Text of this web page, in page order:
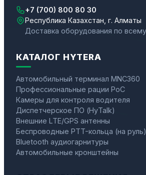
+7 (700) 800 80 30
Республика Казахстан, г. Алматы
Доставка оборудования по
КАТАЛОГ HYTERA
Автомобильный терминал MNC360
Профессиональные рации PoC
Камеры для контроля водителя
Диспетчерское ПО (HyTalk)
Внешние LTE/GPS антенны
Беспроводные PTT-кольца (на руль)
Bluetooth аудиогарнитуры
Автомобильные кронштейны